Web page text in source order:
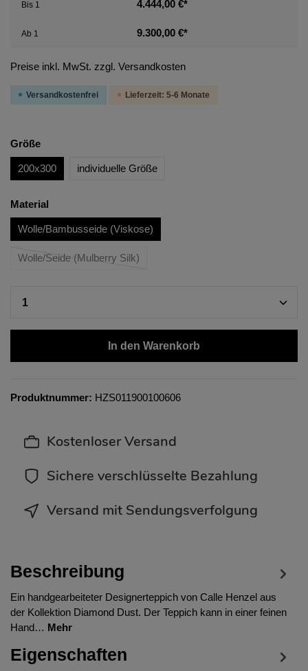
Bis 1 4.444,00 €*
Ab 1 9.300,00 €*
Preise inkl. MwSt. zzgl. Versandkosten
Versandkostenfrei Lieferzeit: 5-6 Monate
Größe
200x300 individuelle Größe
Material
Wolle/Bambusseide (Viskose)
Wolle/Seide (Mulberry Silk)
In den Warenkorb
Produktnummer: HZS011900100606
Kostenloser Versand
Sichere verschlüsselte Bezahlung
Versand mit Sendungsverfolgung
Beschreibung
Ein handgearbeiteter Designerteppich von Calle Henzel aus
der Kollektion Diamond Dust. Der Teppich kann in einer feinen
Hand… Mehr
Eigenschaften